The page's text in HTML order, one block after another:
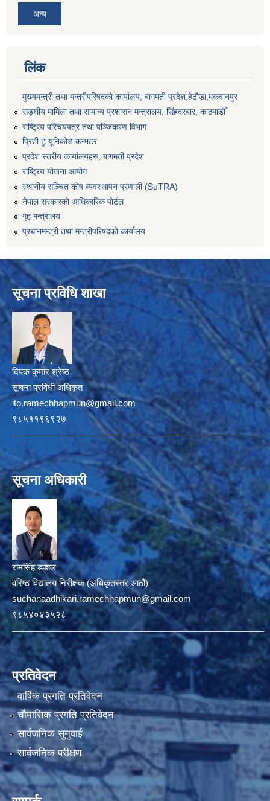
अन्य
लिंक
मुख्यमन्त्री तथा मन्त्रीपरिषदको कार्यालय, बागमती प्रदेश,हेटाैडा,मकवानपुर
सङ्‍घीय मामिला तथा सामान्य प्रशासन मन्त्रालय, सिंहदरबार, काठमाडौँ
राष्ट्रिय परिचयपत्र तथा पञ्जिकरण विभाग
प्रिती टु यूनिकोड कन्भटर
प्रदेश स्तरीय कार्यालयहरु, बागमती प्रदेश
राष्ट्रिय योजना आयोग
स्थानीय सञ्चित कोष ब्यवस्थापन प्रणाली (SuTRA)
नेपाल सरकारको आधिकारिक पोर्टल
गृह मन्त्रालय
प्रधानमन्त्री तथा मन्त्रीपरिषदको कार्यालय
सूचना प्रविधि शाखा
दिपक कुमार श्रेष्ठ
सूचना प्रविधी अधिकृत
ito.ramechhapmun@gmail.com
९८५११९६९२७
सूचना अधिकारी
रामसिंह डडाल
वरिष्ठ विद्यालय निरीक्षक (अधिकृतस्तर आठौं)
suchanaadhikari.ramechhapmun@gmail.com
९८५४०४३५२८
प्रतिवेदन
वार्षिक प्रगति प्रतिवेदन
चौमासिक प्रगति प्रतिवेदन
सार्वजनिक सुनुवाई
सार्वजनिक परीक्षण